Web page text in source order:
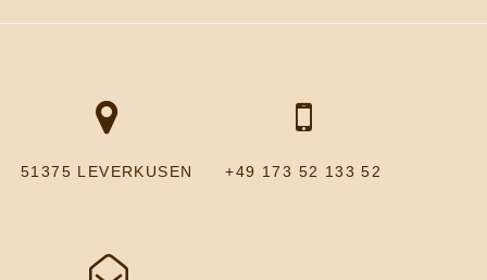
51375 LEVERKUSEN +49 173 52 133 52